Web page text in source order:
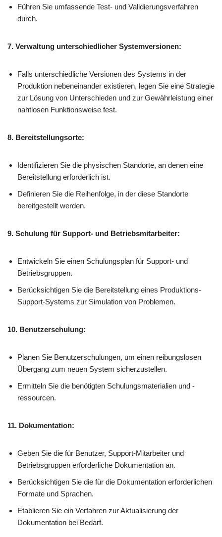
Führen Sie umfassende Test- und Validierungsverfahren
durch.
7. Verwaltung unterschiedlicher Systemversionen:
Falls unterschiedliche Versionen des Systems in der
Produktion nebeneinander existieren, legen Sie eine Strategie
zur Lösung von Unterschieden und zur Gewährleistung einer
nahtlosen Funktionsweise fest.
8. Bereitstellungsorte:
Identifizieren Sie die physischen Standorte, an denen eine
Bereitstellung erforderlich ist.
Definieren Sie die Reihenfolge, in der diese Standorte
bereitgestellt werden.
9. Schulung für Support- und Betriebsmitarbeiter:
Entwickeln Sie einen Schulungsplan für Support- und
Betriebsgruppen.
Berücksichtigen Sie die Bereitstellung eines Produktions-
Support-Systems zur Simulation von Problemen.
10. Benutzerschulung:
Planen Sie Benutzerschulungen, um einen reibungslosen
Übergang zum neuen System sicherzustellen.
Ermitteln Sie die benötigten Schulungsmaterialien und -
ressourcen.
11. Dokumentation:
Geben Sie die für Benutzer, Support-Mitarbeiter und
Betriebsgruppen erforderliche Dokumentation an.
Berücksichtigen Sie die für die Dokumentation erforderlichen
Formate und Sprachen.
Etablieren Sie ein Verfahren zur Aktualisierung der
Dokumentation bei Bedarf.